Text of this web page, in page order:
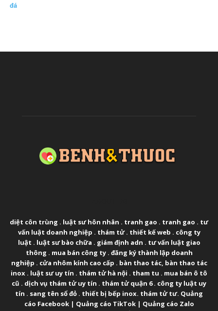
đá
diệt côn trùng . luật sư hôn nhân . tranh gao . tranh gao . tư
vấn luật doanh nghiệp . thám tử. thiết kế web . công ty
luật . luật sư bào chữa . giám định adn . tư vấn luật giao
thông . mua bán công ty. đăng ký thành lập doanh
nghiệp . cửa nhôm kính cao cấp . bàn thao tác, bàn thao tác
inox . luật sư uy tín . thám tử hà nội . tham tu . mua bán ô tô
cũ . dịch vụ thám tử uy tín . thám tử quận 6. công ty luật uy
tín . sang tên sổ đỏ . thiết bị bếp inox. thám tử tư. Quảng
cáo Facebook| Quảng cáo TikTok| Quảng cáo Zalo